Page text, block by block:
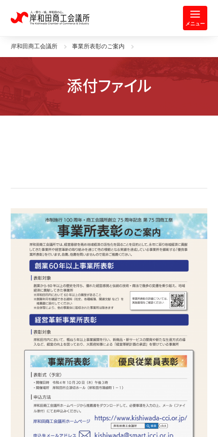
岸和田商工会議所 | 人・祭り・城。
メニュー
岸和田商工会議所 事業所表彰のご案内
添付ファイル